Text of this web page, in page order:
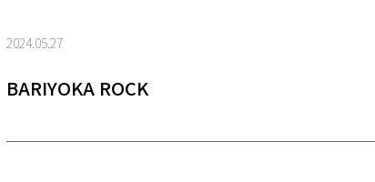
2024.05.27
BARIYOKA ROCK